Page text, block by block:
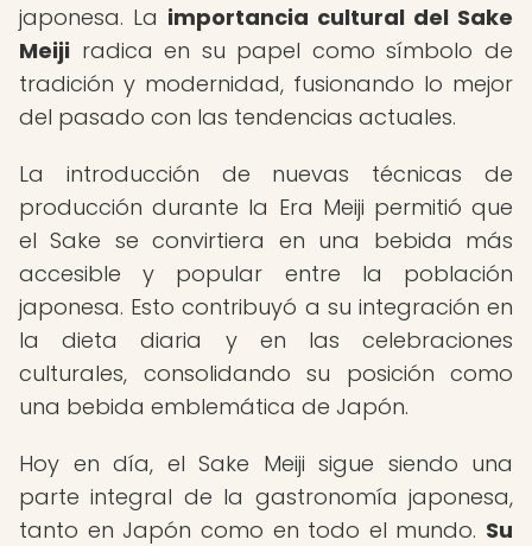
japonesa. La importancia cultural del Sake
Meiji radica en su papel como símbolo de
tradición y modernidad, fusionando lo mejor
del pasado con las tendencias actuales.
La introducción de nuevas técnicas de
producción durante la Era Meiji permitió que
el Sake se convirtiera en una bebida más
accesible y popular entre la población
japonesa. Esto contribuyó a su integración en
la dieta diaria y en las celebraciones
culturales, consolidando su posición como
una bebida emblemática de Japón.
Hoy en día, el Sake Meiji sigue siendo una
parte integral de la gastronomía japonesa,
tanto en Japón como en todo el mundo. Su